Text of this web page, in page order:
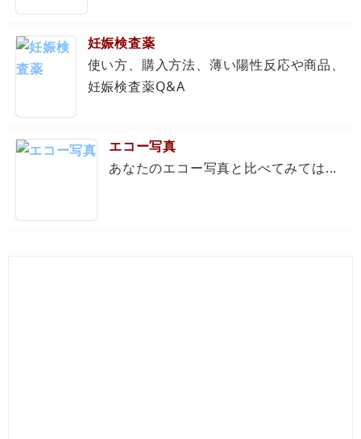
妊娠検査薬
使い方、購入方法、薄い陽性反応や商品、
妊娠検査薬Q&A
エコー写真
あなたのエコー写真と比べてみては...